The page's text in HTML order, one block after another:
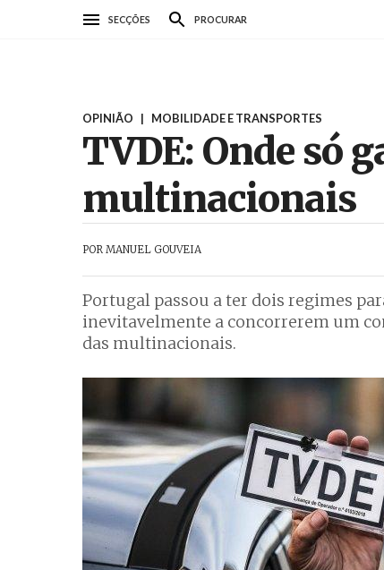
SECÇÕES PROCURAR
OPINIÃO | MOBILIDADE E TRANSPORTES
TVDE: Onde só
multinacionais
POR MANUEL GOUVEIA
Portugal passou a ter dois regimes
inevitavelmente a concorrerem um
das multinacionais.